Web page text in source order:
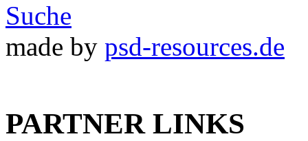
Suche
made by psd-resources.de
PARTNER LINKS